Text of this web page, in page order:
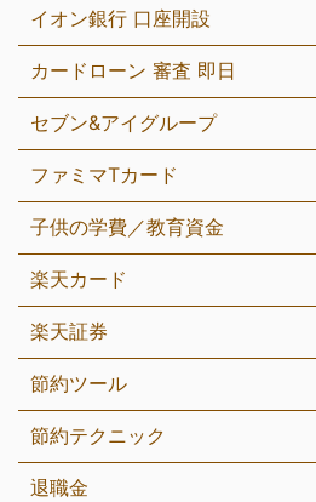
イオン銀行 口座開設
カードローン 審査 即日
セブン&アイグループ
ファミマTカード
子供の学費／教育資金
楽天カード
楽天証券
節約ツール
節約テクニック
退職金